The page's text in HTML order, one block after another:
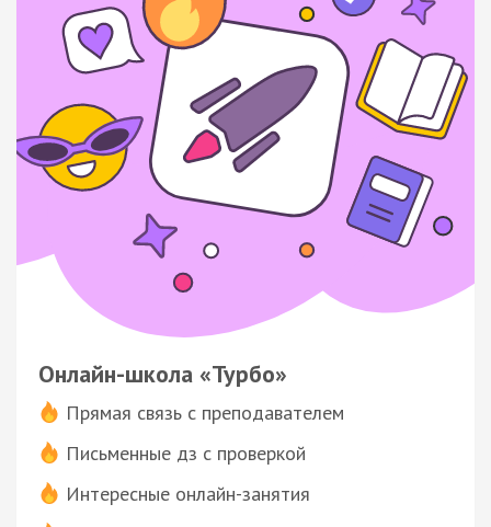
Онлайн-школа «Турбо»
Прямая связь с преподавателем
Письменные дз с проверкой
Интересные онлайн-занятия